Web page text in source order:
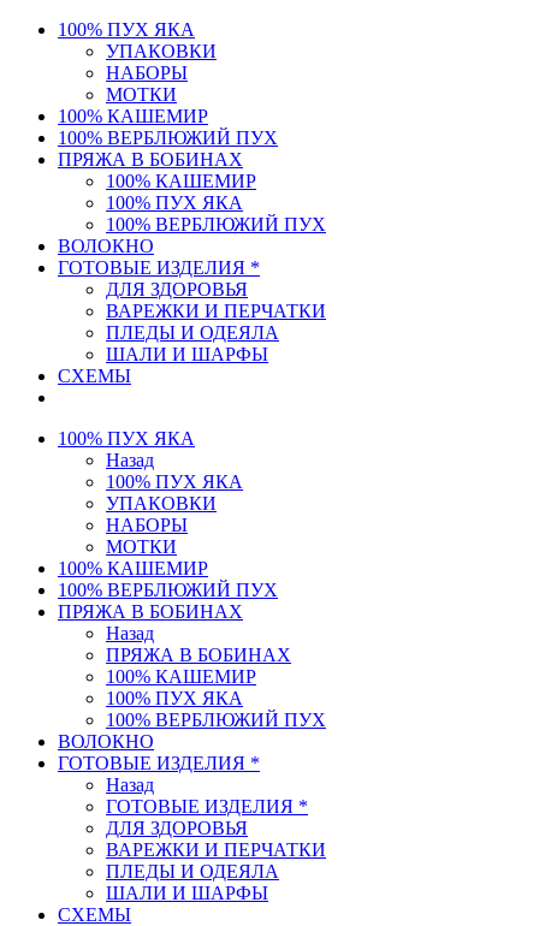
100% ПУХ ЯКА
УПАКОВКИ
НАБОРЫ
МОТКИ
100% КАШЕМИР
100% ВЕРБЛЮЖИЙ ПУХ
ПРЯЖА В БОБИНАХ
100% КАШЕМИР
100% ПУХ ЯКА
100% ВЕРБЛЮЖИЙ ПУХ
ВОЛОКНО
ГОТОВЫЕ ИЗДЕЛИЯ *
ДЛЯ ЗДОРОВЬЯ
ВАРЕЖКИ И ПЕРЧАТКИ
ПЛЕДЫ И ОДЕЯЛА
ШАЛИ И ШАРФЫ
СХЕМЫ
100% ПУХ ЯКА
Назад
100% ПУХ ЯКА
УПАКОВКИ
НАБОРЫ
МОТКИ
100% КАШЕМИР
100% ВЕРБЛЮЖИЙ ПУХ
ПРЯЖА В БОБИНАХ
Назад
ПРЯЖА В БОБИНАХ
100% КАШЕМИР
100% ПУХ ЯКА
100% ВЕРБЛЮЖИЙ ПУХ
ВОЛОКНО
ГОТОВЫЕ ИЗДЕЛИЯ *
Назад
ГОТОВЫЕ ИЗДЕЛИЯ *
ДЛЯ ЗДОРОВЬЯ
ВАРЕЖКИ И ПЕРЧАТКИ
ПЛЕДЫ И ОДЕЯЛА
ШАЛИ И ШАРФЫ
СХЕМЫ